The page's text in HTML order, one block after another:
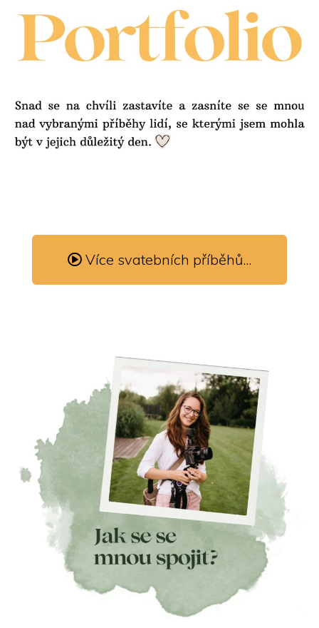
Více svatebních příběhů...